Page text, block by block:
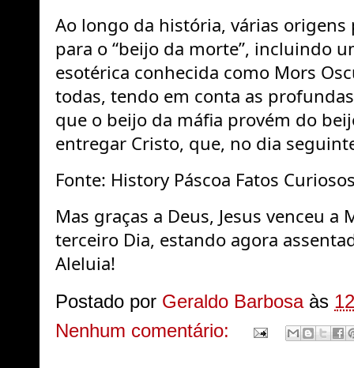
Ao longo da história, várias
para o “beijo da morte”, incluindo
esotérica conhecida como Mors
todas, tendo em conta as
que o beijo da máfia provém do
entregar Cristo, que, no dia
Fonte: History Páscoa Fatos
Mas graças a Deus, Jesus venceu a
terceiro Dia, estando agora
Aleluia!
Postado por Geraldo Barbosa às
Nenhum comentário: